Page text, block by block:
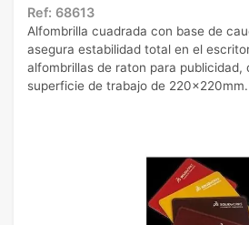
Ref: 68613
Alfombrilla cuadrada con base de
asegura estabilidad total en el
alfombrillas de raton para publicidad,
superficie de trabajo de 220x220mm.